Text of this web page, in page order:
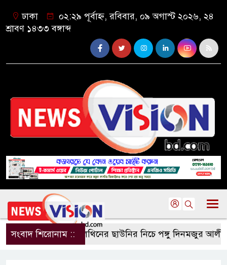
ঢাকা
০২:২৯ পূর্বাহ্ন, রবিবার, ০৯ অগাস্ট ২০২৬, ২৪
শ্রাবণ ১৪৩৩ বঙ্গাব্দ
সংবাদ শিরোনাম ::পলিথিনের ছাউনির নিচে পঙ্গু দিনমজুর আলী